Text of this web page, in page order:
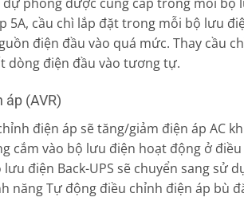
5A, cầu chì lắp đặt trong mỗi bộ lưu
điện đầu vào quá mức. Thay cầu
dòng điện đầu vào tương tự.
(AVR)
điện áp sẽ tăng/giảm điện áp AC
cắm vào bộ lưu điện hoạt động ở
điện Back-UPS sẽ chuyển sang sử
năng Tự động điều chỉnh điện áp bù